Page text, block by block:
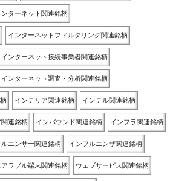
ンターネット関連銘柄
インターネットフィルタリング関連銘柄
インターネット接続事業者関連銘柄
インターネット調査・分析関連銘柄
インテリア関連銘柄 インテル関連銘柄
連銘柄 インバウンド関連銘柄 インフラ関連銘柄
ルエンサー関連銘柄 インフルエンザ関連銘柄
アラブル端末関連銘柄 ウェブサービス関連銘柄